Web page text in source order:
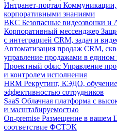
Интранет-портал Коммуникации,
корпоративными знаниями
ВКС Безопасные видеозвонки и
Корпоративный мессенджер
с интеграцией CRM, задач и
Автоматизация продаж CRM,
управление продажами в едином
Проектный офис Управление
и контролем исполнения
HRM Рекрутинг, КЭДО,
эффективностью сотрудников
SaaS Облачная платформа с
и масштабируемостью
On-premise Размещение в вашем
соответствие ФСТЭК